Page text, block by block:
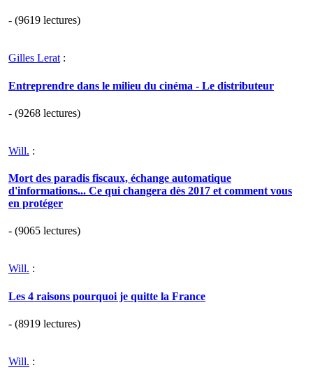
- (9619 lectures)
Gilles Lerat :
Entreprendre dans le milieu du cinéma - Le distributeur
- (9268 lectures)
Will. :
Mort des paradis fiscaux, échange automatique
d'informations... Ce qui changera dès 2017 et comment vous
en protéger
- (9065 lectures)
Will. :
Les 4 raisons pourquoi je quitte la France
- (8919 lectures)
Will. :